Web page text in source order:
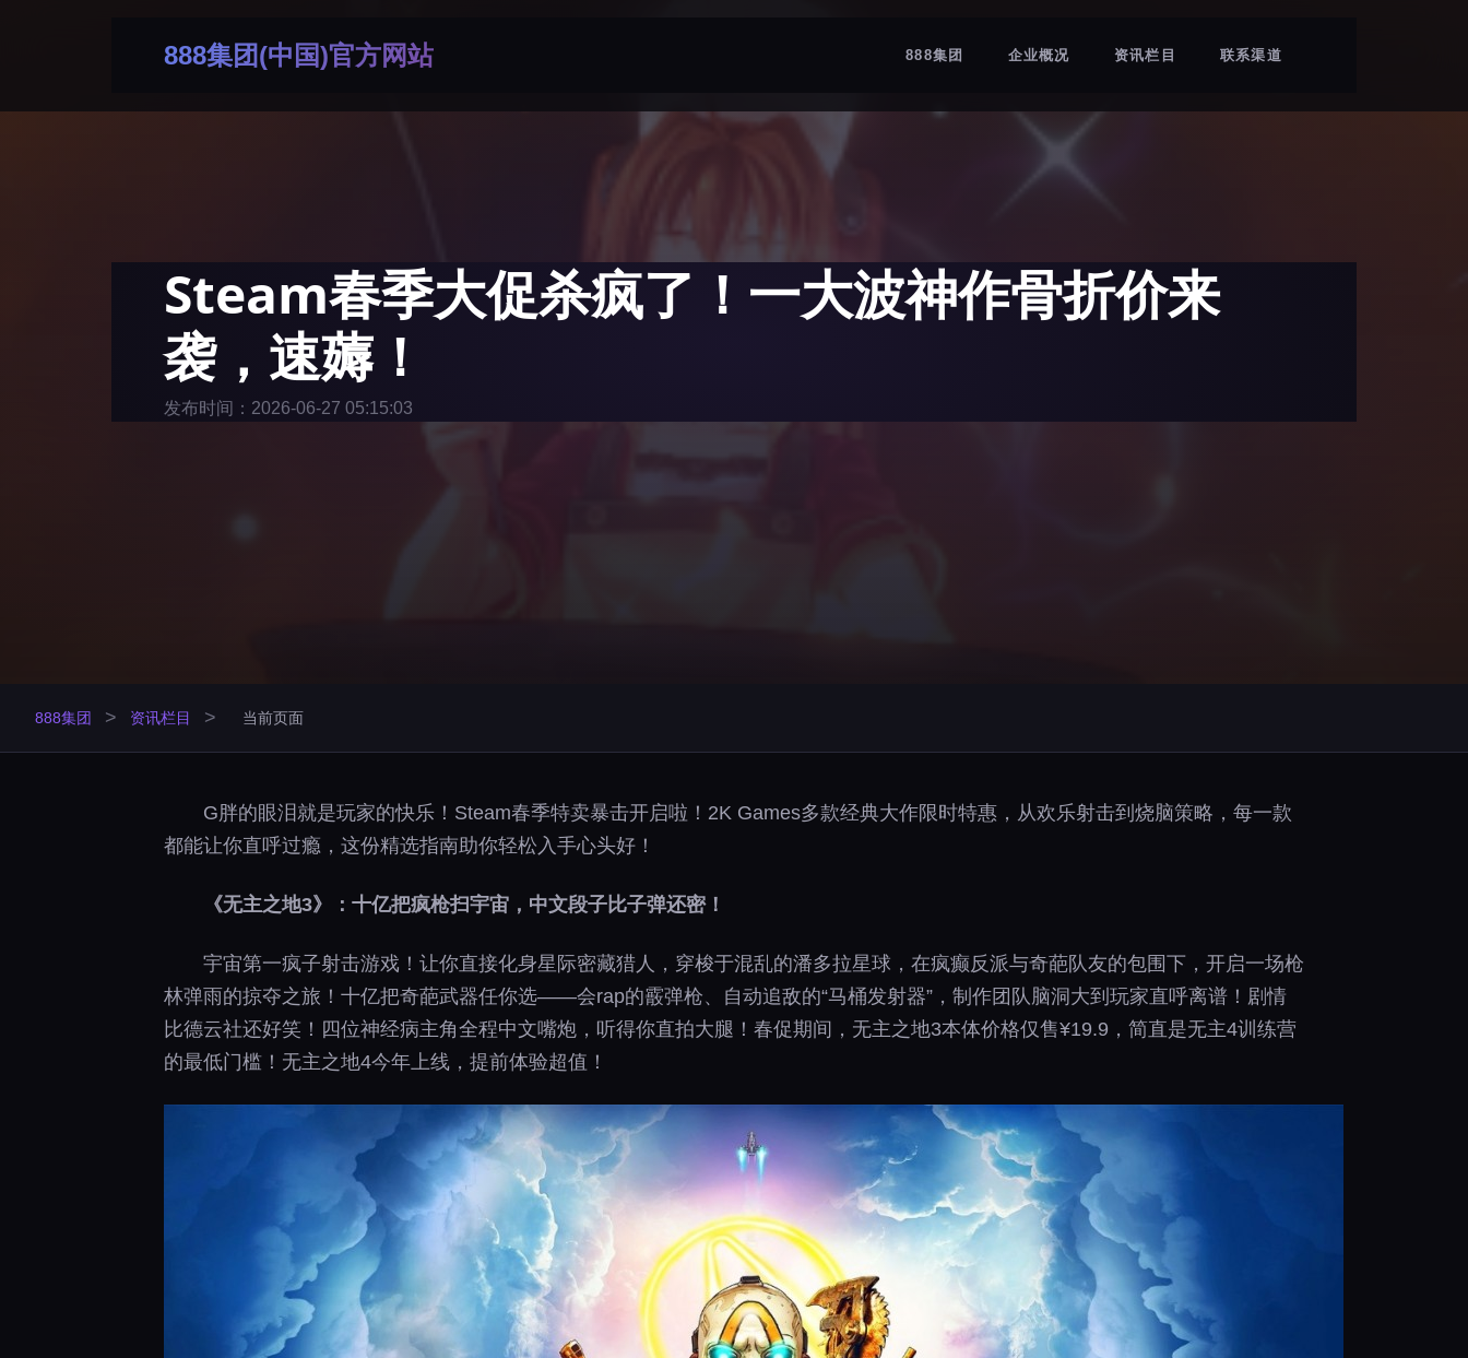
888集团(中国)官方网站 888集团 企业概况 资讯栏目 联系渠道
Steam春季大促杀疯了！一大波神作骨折价来
袭，速薅！
发布时间：2026-06-27 05:15:03
888集团 > 资讯栏目 > 当前页面
G胖的眼泪就是玩家的快乐！Steam春季特卖暴击开启啦！2K Games多款经典大作限时特惠，从欢乐射击到烧脑策略，每一款
都能让你直呼过瘾，这份精选指南助你轻松入手心头好！
《无主之地3》：十亿把疯枪扫宇宙，中文段子比子弹还密！
宇宙第一疯子射击游戏！让你直接化身星际密藏猎人，穿梭于混乱的潘多拉星球，在疯癫反派与奇葩队友的包围下，开启一场枪
林弹雨的掠夺之旅！十亿把奇葩武器任你选——会rap的霰弹枪、自动追敌的“马桶发射器”，制作团队脑洞大到玩家直呼离谱！剧情
比德云社还好笑！四位神经病主角全程中文嘴炮，听得你直拍大腿！春促期间，无主之地3本体价格仅售¥19.9，简直是无主4训练营
的最低门槛！无主之地4今年上线，提前体验超值！